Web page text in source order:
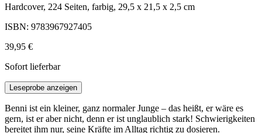
Hardcover, 224 Seiten, farbig, 29,5 x 21,5 x 2,5 cm
ISBN: 9783967927405
39,95 €
Sofort lieferbar
Leseprobe anzeigen
Benni ist ein kleiner, ganz normaler Junge – das heißt, er wäre es
gern, ist er aber nicht, denn er ist unglaublich stark! Schwierigkeiten
bereitet ihm nur, seine Kräfte im Alltag richtig zu dosieren.